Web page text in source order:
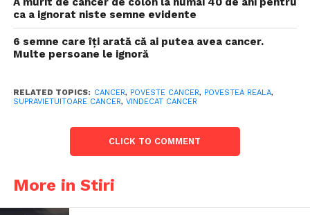
ca a ignorat niste semne evidente
6 semne care îți arată că ai putea avea cancer.
Multe persoane le ignoră
RELATED TOPICS: CANCER, POVESTE CANCER, POVESTEA REALA,
SUPRAVIETUITOARE CANCER, VINDECAT CANCER
CLICK TO COMMENT
More in Stiri